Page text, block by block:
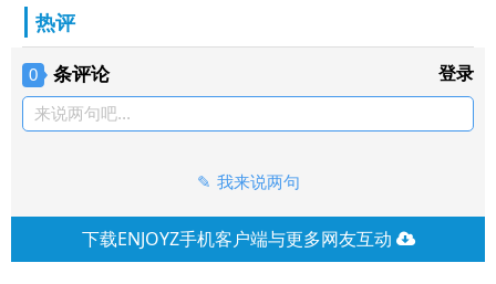
热评
0 条评论 登录
来说两句吧...
我来说两句
下载ENJOYZ手机客户端与更多网友互动